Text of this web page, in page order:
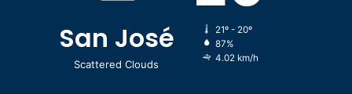
San José
Scattered Clouds
21º - 20º
87%
4.02 km/h